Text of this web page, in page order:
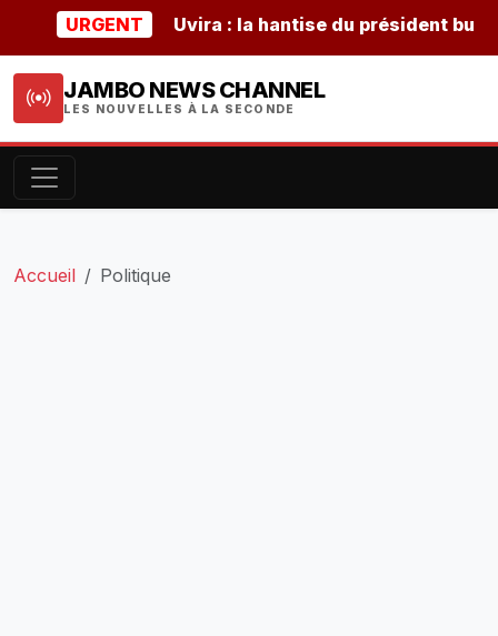
URGENT Uvira : la hantise du président
JAMBO NEWS CHANNEL
LES NOUVELLES À LA SECONDE
Accueil Politique